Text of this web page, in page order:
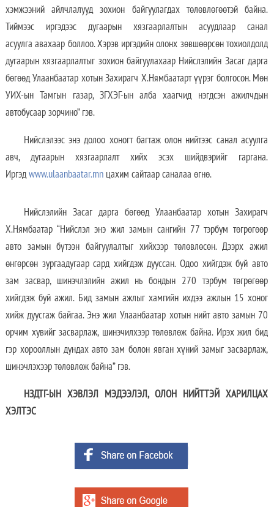
хэмжээний айлчлалууд зохион байгуулагдах төлөвлөгөөтэй байна.
Тиймээс иргэдээс дугаарын хязгаарлалтын асуудлаар санал
асуулга авахаар боллоо. Хэрэв иргэдийн олонх зөвшөөрсөн тохиолдолд
дугаарын хязгаарлалтыг зохион байгуулахаар Нийслэлийн Засаг дарга
бөгөөд Улаанбаатар хотын Захирагч Х.Нямбаатарт үүрэг болгосон. Мөн
УИХ-ын Тамгын газар, ЗГХЭГ-ын алба хаагчид нэгдсэн ажилчдын
автобусаар зорчино” гэв.
Нийслэлээс энэ долоо хоногт багтаж олон нийтээс санал асуулга
авч, дугаарын хязгаарлалт хийх эсэх шийдвэрийг гаргана.
Иргэдwww.ulaanbaatar.mnцахим сайтаар саналаа өгнө.
Нийслэлийн Засаг дарга бөгөөд Улаанбаатар хотын Захирагч
Х.Нямбаатар “Нийслэл энэ жил замын сангийн 77 тэрбум төгрөгөөр
авто замын бүтээн байгуулалтыг хийхээр төлөвлөсөн. Дээрх ажил
өнгөрсөн зургаадугаар сард хийгдэж дууссан. Одоо хийгдэж буй авто
зам засвар, шинэчлэлийн ажил нь бондын 270 тэрбум төгрөгөөр
хийгдэж буй ажил. Бид замын ажлыг хамгийн ихдээ ажлын 15 хоног
хийж дуусгаж байгаа. Энэ жил Улаанбаатар хотын нийт авто замын 70
орчим хувийг засварлаж, шинэчилхээр төлөвлөж байна. Ирэх жил бид
гэр хорооллын дундах авто зам болон явган хүний замыг засварлаж,
шинэчлэхээр төлөвлөж байна” гэв.
НЗДТГ-ЫН ХЭВЛЭЛ МЭДЭЭЛЭЛ, ОЛОН НИЙТТЭЙ ХАРИЛЦАХ
ХЭЛТЭС